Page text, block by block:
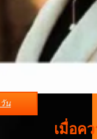
น
เมื่อค